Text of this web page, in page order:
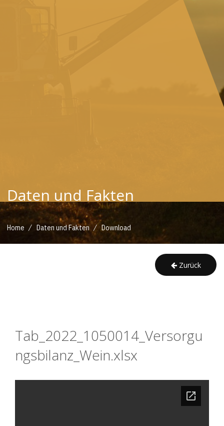
Daten und Fakten
Home / Daten und Fakten / Download
Zurück
Tab_2022_1050014_Versorgu
ngsbilanz_Wein.xlsx